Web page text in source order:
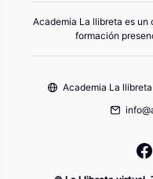
Academia La llibreta es
formación
Academia La llibreta